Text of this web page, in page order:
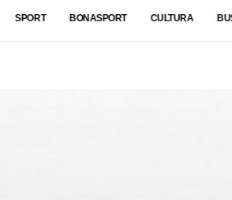
SPORT BONASPORT CULTURA